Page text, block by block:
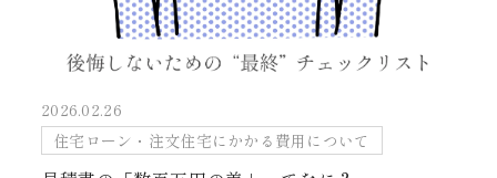
2026.02.26
住宅ローン・注文住宅にかかる費用について